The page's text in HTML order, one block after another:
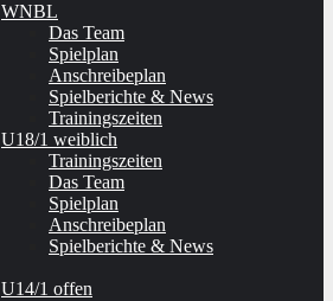
WNBL
Das Team
Spielplan
Anschreibeplan
Spielberichte & News
Trainingszeiten
U18/1 weiblich
Trainingszeiten
Das Team
Spielplan
Anschreibeplan
Spielberichte & News
U14/1 offen